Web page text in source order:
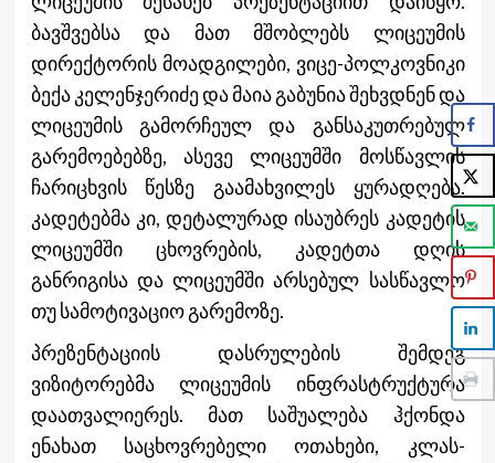
ბავშვებსა და მათ მშობლებს ლიცეუმის
დირექტორის მოადგილები, ვიცე-პოლკოვნიკი
ბექა კელენჯერიძე და მაია გაბუნია შეხვდნენ და
ლიცეუმის გამორჩეულ და განსაკუთრებულ
გარემოებებზე, ასევე ლიცეუმში მოსწავლის
ჩარიცხვის წესზე გაამახვილეს ყურადღება.
კადეტებმა კი, დეტალურად ისაუბრეს კადეტის
ლიცეუმში ცხოვრების, კადეტთა დღის
განრიგისა და ლიცეუმში არსებულ სასწავლო
თუ სამოტივაციო გარემოზე.
პრეზენტაციის დასრულების შემდეგ
ვიზიტორებმა ლიცეუმის ინფრასტრუქტურა
დაათვალიერეს. მათ საშუალება ჰქონდა
ენახათ საცხოვრებელი ოთახები, კლას-